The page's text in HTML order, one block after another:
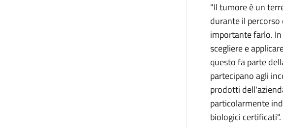
"Il tumore è un
durante il
importante farlo.
scegliere e
questo fa parte
partecipano agli
prodotti
particolarmente
biologici certificati".